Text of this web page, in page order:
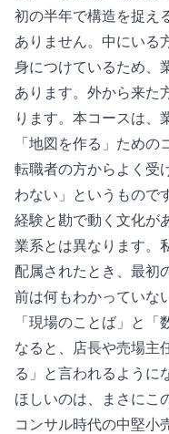
初の半年で構造を捉え
ありません。中にいる
身につけているため、
あります。外から来た
ります。本コースは、
「地図を作る」ための
転職者の方からよく受
わない」というもので
経験と勘で動く文化が
業系とは異なります。
配属されたとき、最初
前は何もわかっていな
「現場のことば」と
なると、店長や売場主
る」と言われるように
ほしいのは、まさにこ
コンサル時代の中堅小